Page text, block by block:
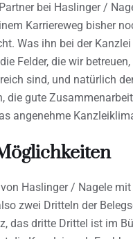
bei Haslinger /
Karriereweg bisher
Was ihn bei der Kanzlei
Felder, die wir
sind, und natürlich
die gute
angenehme
Haslinger / Nagele
zwei Dritteln der
das dritte Drittel ist im